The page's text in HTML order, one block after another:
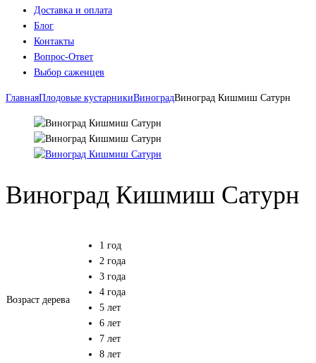
Доставка и оплата
Блог
Контакты
Вопрос-Ответ
Выбор саженцев
ГлавнаяПлодовые кустарникиВиноградВиноград Кишмиш Сатурн
Виноград Кишмиш Сатурн
Возраст дерева
1 год
2 года
3 года
4 года
5 лет
6 лет
7 лет
8 лет